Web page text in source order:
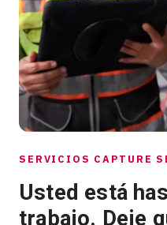
SERVICIOS CAPTURE
Usted está
trabajo. Deje